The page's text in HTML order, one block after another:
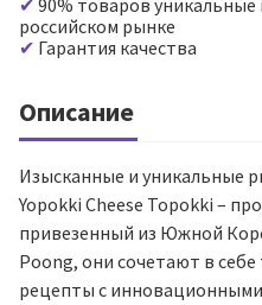
90% товаров
российском рынке
Гарантия качества
Описание
Изысканные и уникальные
Yopokki Cheese Topokki –
привезенный из Южной
Poong, они сочетают в
рецепты с